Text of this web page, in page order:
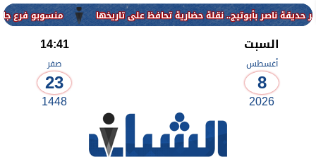
منسوبو فرع جامعة الأزهر
السبت
أغسطس
8
2026
14:41
صفر
23
1448